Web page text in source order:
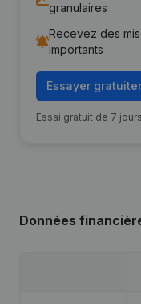
granulaires
Recevez des
importants
Essayer
Essai gratuit de 7
Données